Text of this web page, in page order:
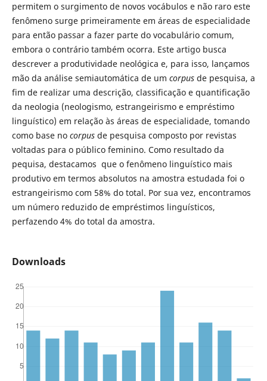
permitem o surgimento de novos vocábulos e não raro este
fenômeno surge primeiramente em áreas de especialidade
para então passar a fazer parte do vocabulário comum,
embora o contrário também ocorra. Este artigo busca
descrever a produtividade neológica e, para isso, lançamos
mão da análise semiautomática de um corpus de pesquisa, a
fim de realizar uma descrição, classificação e quantificação
da neologia (neologismo, estrangeirismo e empréstimo
linguístico) em relação às áreas de especialidade, tomando
como base no corpusde pesquisa composto por revistas
voltadas para o público feminino. Como resultado da
pequisa, destacamos que o fenômeno linguístico mais
produtivo em termos absolutos na amostra estudada foi o
estrangeirismo com 58% do total. Por sua vez, encontramos
um número reduzido de empréstimos linguísticos,
perfazendo 4% do total da amostra.
Downloads